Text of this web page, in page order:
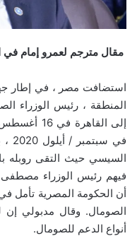
مقال مترجم لعمرو إمام في
استضافت مصر ، في إطار
المنطقة ، رئيس الوزراء
إلى
السيسي حيث التقى روبله
أن الحكومة المصرية تأمل في
الصومال. وقال مدبولي
أنواع الدعم للصومال.